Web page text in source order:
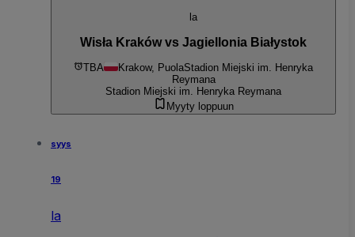
la
Wisła Kraków vs Jagiellonia Białystok
TBA Krakow, PuolaStadion Miejski im. Henryka
Reymana
Stadion Miejski im. Henryka Reymana
Myyty loppuun
syys
19
la